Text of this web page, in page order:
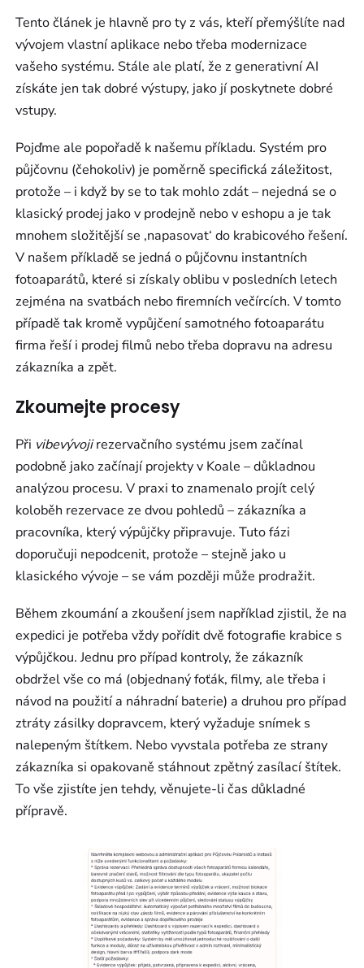
Tento článek je hlavně pro ty z vás, kteří přemýšlíte nad
vývojem vlastní aplikace nebo třeba modernizace
vašeho systému. Stále ale platí, že z generativní AI
získáte jen tak dobré výstupy, jako jí poskytnete dobré
vstupy.
Pojďme ale popořadě k našemu příkladu. Systém pro
půjčovnu (čehokoliv) je poměrně specifická záležitost,
protože – i když by se to tak mohlo zdát – nejedná se o
klasický prodej jako v prodejně nebo v eshopu a je tak
mnohem složitější se ‚napasovat‘ do krabicového řešení.
V našem příkladě se jedná o půjčovnu instantních
fotoaparátů, které si získaly oblibu v posledních letech
zejména na svatbách nebo firemních večírcích. V tomto
případě tak kromě vypůjčení samotného fotoaparátu
firma řeší i prodej filmů nebo třeba dopravu na adresu
zákazníka a zpět.
Zkoumejte procesy
Při vibevývojirezervačního systému jsem začínal
podobně jako začínají projekty v Koale – důkladnou
analýzou procesu. V praxi to znamenalo projít celý
koloběh rezervace ze dvou pohledů – zákazníka a
pracovníka, který výpůjčky připravuje. Tuto fázi
doporučuji nepodcenit, protože – stejně jako u
klasického vývoje – se vám později může prodražit.
Během zkoumání a zkoušení jsem například zjistil, že na
expedici je potřeba vždy pořídit dvě fotografie krabice s
výpůjčkou. Jednu pro případ kontroly, že zákazník
obdržel vše co má (objednaný foťák, filmy, ale třeba i
návod na použití a náhradní baterie) a druhou pro případ
ztráty zásilky dopravcem, který vyžaduje snímek s
nalepeným štítkem. Nebo vyvstala potřeba ze strany
zákazníka si opakovaně stáhnout zpětný zasílací štítek.
To vše zjistíte jen tehdy, věnujete-li čas důkladné
přípravě.